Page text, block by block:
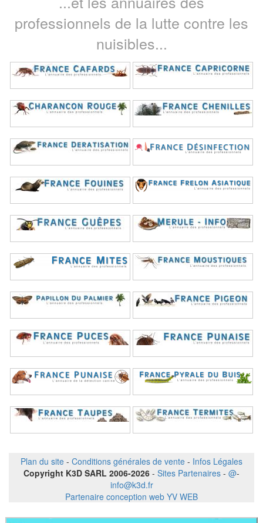
professionnels de la lutte contre les
nuisibles...
Plan du site - Conditions générales de vente - Infos Légales
Copyright K3D SARL 2006-2026 - Sites Partenaires - @-
info@k3d.fr
Partenaire conception web YV WEB